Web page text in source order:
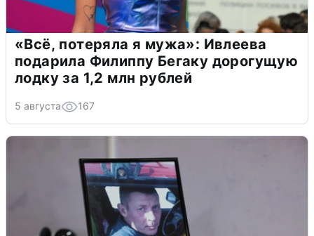
«Всё, потеряла я мужа»: Ивлеева
подарила Филиппу Бегаку дорогущую
лодку за 1,2 млн рублей
5 августа 167